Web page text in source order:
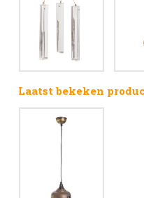
Laatst bekeken